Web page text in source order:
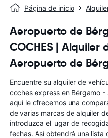
Página de inicio
Aeropuerto de
COCHES | Alquiler
Aeropuerto de
Encuentre su alquiler de
coches express en Bérgamo
aquí le ofrecemos una
de varias marcas de alquiler
introduzca el lugar de
fechas. Así obtendrá una lista